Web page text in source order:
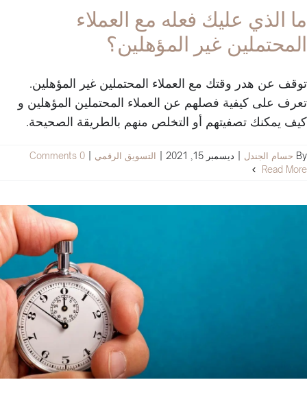
ما الذي عليك فعله مع العملاء
المحتملين غير المؤهلين؟
توقف عن هدر وقتك مع العملاء المحتملين غير المؤهلين.
تعرف على كيفية فصلهم عن العملاء المحتملين المؤهلين و
كيف يمكنك تصفيتهم أو التخلص منهم بالطريقة الصحيحة.
By حسام الجندل ديسمبر 15, 2021 التسويق الرقمي
0 Comments
Read More